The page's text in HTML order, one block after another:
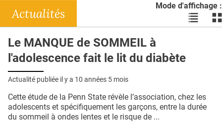
DOSSIERS
RÉSEAUX
E-REVUE SAD
QUI SOMMES-NOUS ?
Mode d'affichage :
Voir
les
les
Actualités
Le MANQUE de SOMMEIL à
l'adolescence fait le lit du diabète
Actualité publiée il y a 10 années 5 mois
Cette étude de la Penn State révèle l’association, chez les
adolescents et spécifiquement les garçons, entre la durée
du sommeil à ondes lentes et le risque de ...